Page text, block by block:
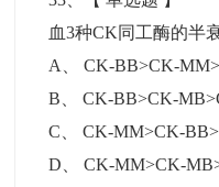
血3种CK同工酶的半
A
、CK-BB>CK-
B 、CK-BB>CK-
C 、CK-MM>CK-
D 、CK-MM>CK-